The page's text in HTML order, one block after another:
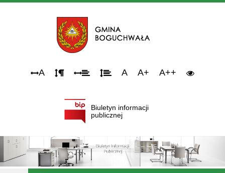
Narzędzia
dostępności
A A A+ A++
Biuletyn informacji
publicznej